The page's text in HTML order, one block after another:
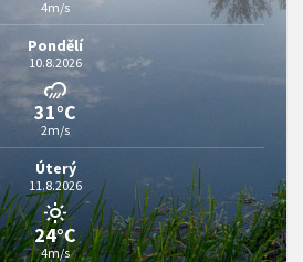
4m/s
Pondělí
10.8.2026
31°C
2m/s
Úterý
11.8.2026
24°C
4m/s